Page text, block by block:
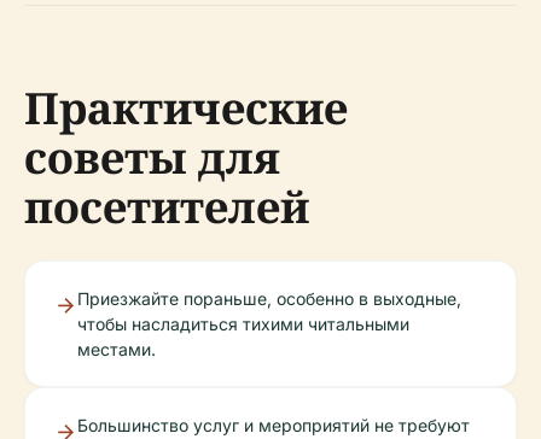
Практические
советы для
посетителей
Приезжайте пораньше, особенно в выходные,
чтобы насладиться тихими читальными
местами.
Большинство услуг и мероприятий не требуют